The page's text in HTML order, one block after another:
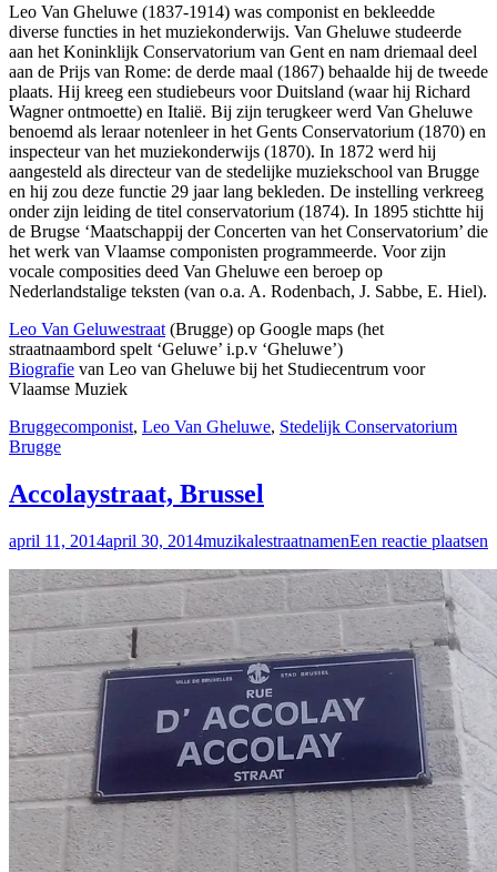
Leo Van Gheluwe (1837-1914) was componist en bekleedde
diverse functies in het muziekonderwijs. Van Gheluwe studeerde
aan het Koninklijk Conservatorium van Gent en nam driemaal deel
aan de Prijs van Rome: de derde maal (1867) behaalde hij de tweede
plaats. Hij kreeg een studiebeurs voor Duitsland (waar hij Richard
Wagner ontmoette) en Italië. Bij zijn terugkeer werd Van Gheluwe
benoemd als leraar notenleer in het Gents Conservatorium (1870) en
inspecteur van het muziekonderwijs (1870). In 1872 werd hij
aangesteld als directeur van de stedelijke muziekschool van Brugge
en hij zou deze functie 29 jaar lang bekleden. De instelling verkreeg
onder zijn leiding de titel conservatorium (1874). In 1895 stichtte hij
de Brugse ‘Maatschappij der Concerten van het Conservatorium’ die
het werk van Vlaamse componisten programmeerde. Voor zijn
vocale composities deed Van Gheluwe een beroep op
Nederlandstalige teksten (van o.a. A. Rodenbach, J. Sabbe, E. Hiel).
Leo Van Geluwestraat (Brugge) op Google maps (het
straatnaambord spelt ‘Geluwe’ i.p.v ‘Gheluwe’)
Biografie van Leo van Gheluwe bij het Studiecentrum voor
Vlaamse Muziek
Bruggecomponist, Leo Van Gheluwe, Stedelijk Conservatorium
Brugge
Accolaystraat, Brussel
april 11, 2014april 30, 2014muzikalestraatnamenEen reactie plaatsen